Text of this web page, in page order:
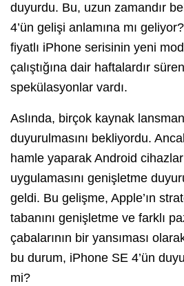
duyurdu. Bu, uzun zamandır
4’ün gelişi anlamına mı
fiyatlı iPhone serisinin yeni
çalıştığına dair haftalardır
spekülasyonlar vardı.
Aslında, birçok kaynak
duyurulmasını bekliyordu.
hamle yaparak Android
uygulamasını genişletme
geldi. Bu gelişme, Apple’ın
tabanını genişletme ve farklı
çabalarının bir yansıması
bu durum, iPhone SE 4’ün
mi?